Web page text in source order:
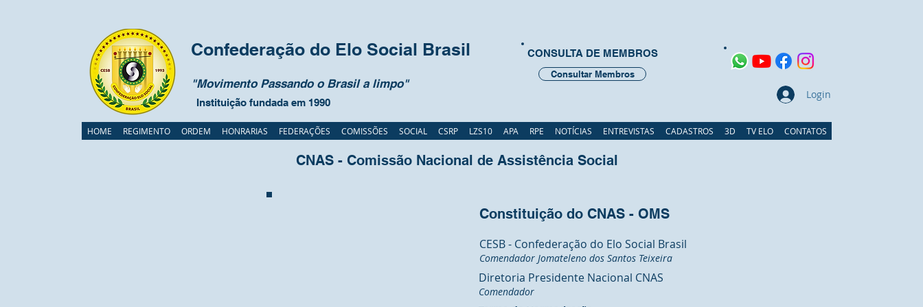
Confederação do Elo Social Brasil
"Movimento Passando o Brasil a limpo"
Instituição fundada em 1990
CONSULTA DE MEMBROS
Consultar Membros
Login
CNAS - Comissão Nacional de Assistência Social
Constituição do CNAS - OMS
CESB - Confederação do Elo Social Brasil
Comendador Jomateleno dos Santos Teixeira
Diretoria Presidente Nacional CNAS
Comendador
HOME REGIMENTO ORDEM HONRARIAS FEDERAÇÕES COMISSÕES SOCIAL CSRP LZS10 APA RPE NOTÍCIAS ENTREVISTAS CADASTROS 3D TV ELO CONTATOS